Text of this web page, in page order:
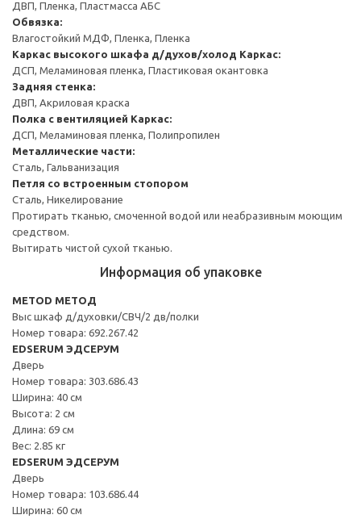
ДВП, Пленка, Пластмасса АБС
Обвязка:
Влагостойкий МДФ, Пленка, Пленка
Каркас высокого шкафа д/духов/холод Каркас:
ДСП, Меламиновая пленка, Пластиковая окантовка
Задняя стенка:
ДВП, Акриловая краска
Полка с вентиляцией Каркас:
ДСП, Меламиновая пленка, Полипропилен
Металлические части:
Сталь, Гальванизация
Петля со встроенным стопором
Сталь, Никелирование
Протирать тканью, смоченной водой или неабразивным моющим
средством.
Вытирать чистой сухой тканью.
Информация об упаковке
METOD МЕТОД
Выс шкаф д/духовки/СВЧ/2 дв/полки
Номер товара: 692.267.42
EDSERUM ЭДСЕРУМ
Дверь
Номер товара: 303.686.43
Ширина: 40 см
Высота: 2 см
Длина: 69 см
Вес: 2.85 кг
EDSERUM ЭДСЕРУМ
Дверь
Номер товара: 103.686.44
Ширина: 60 см